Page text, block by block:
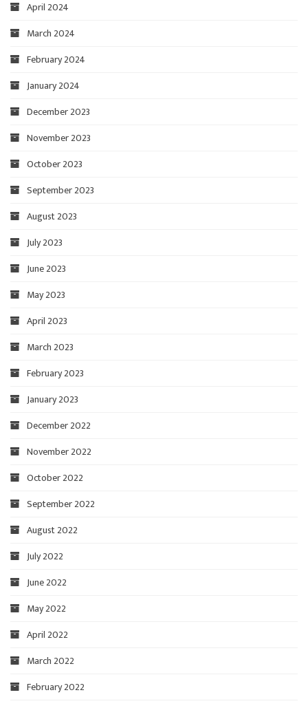
April 2024
March 2024
February 2024
January 2024
December 2023
November 2023
October 2023
September 2023
August 2023
July 2023
June 2023
May 2023
April 2023
March 2023
February 2023
January 2023
December 2022
November 2022
October 2022
September 2022
August 2022
July 2022
June 2022
May 2022
April 2022
March 2022
February 2022